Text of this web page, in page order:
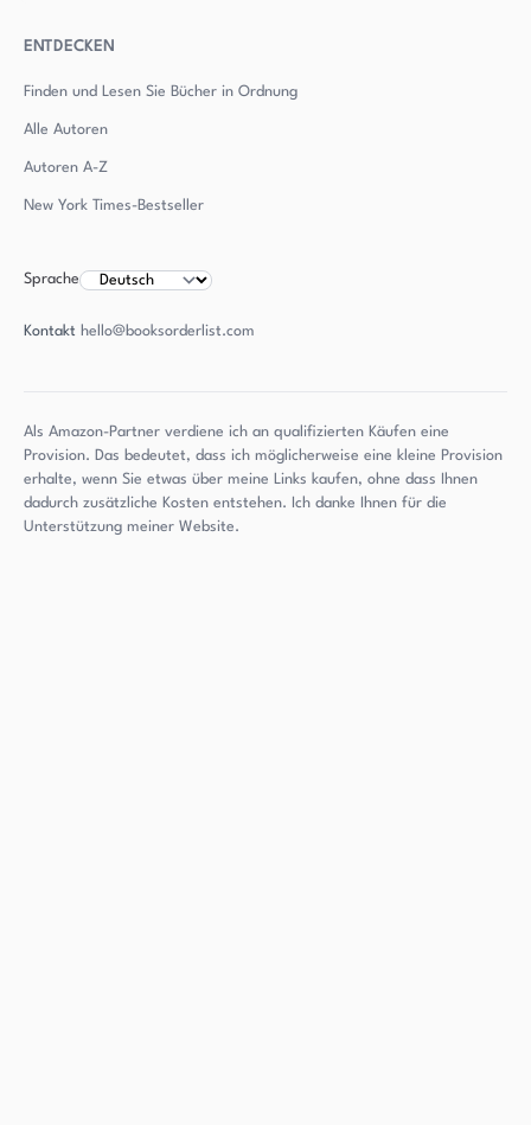
ENTDECKEN
Finden und Lesen Sie Bücher in Ordnung
Alle Autoren
Autoren A-Z
New York Times-Bestseller
Sprache
Kontakt hello@booksorderlist.com
Als Amazon-Partner verdiene ich an qualifizierten Käufen eine
Provision. Das bedeutet, dass ich möglicherweise eine kleine Provision
erhalte, wenn Sie etwas über meine Links kaufen, ohne dass Ihnen
dadurch zusätzliche Kosten entstehen. Ich danke Ihnen für die
Unterstützung meiner Website.